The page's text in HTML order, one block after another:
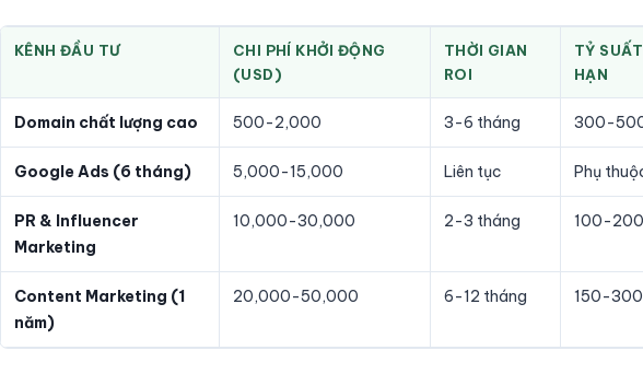
KÊNH ĐẦU TƯ
CHI PHÍ KHỞI ĐỘNG
(USD)
THỜI GIAN
ROI
TỶ
HẠN
Domain chất lượng cao 500-2,000 3-6 tháng 300-
Google Ads (6 tháng) 5,000-15,000 Liên tục Phụ
PR & Influencer
Marketing
10,000-30,000 2-3 tháng 100-
Content Marketing (1
năm)
20,000-50,000 6-12 tháng 150-